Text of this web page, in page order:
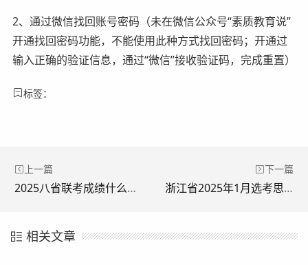
2、通过微信找回账号密码（未在微信公众号“素质教育说”
开通找回密码功能，不能使用此种方式找回密码；开通过
输入正确的验证信息，通过“微信”接收验证码，完成重置）
标签：
上一篇
2025八省联考成绩什么时候公布?各省查分时间及查分入口
下一篇
浙江省2025年1月选考思想政治科目试题评析
相关文章